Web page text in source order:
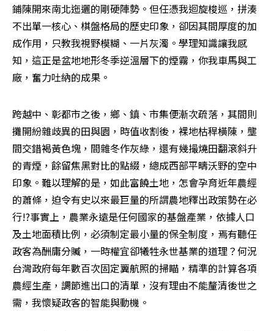
鋪陳開來南北迤邐的剛硬陣勢。但任憑我迴旋梭巡，拼湊
不出單一核心、棋盤格局的歷史印象，卻因其間厚度的加
成作用，只教我視野模糊、一片灰濁。學理知識讓我感
知，這正是盆地地形冬季逆溫層下的煙霧，你我車馬與工
廠，奮力吐納的成果。
跨越中、彰都市之後，鄉、鎮、市集便漸次疏落，其間則
攤開紛雜歧異的田與園，時值收割後，裸地枯稈橫陳，壟
間交錯褐黃色塊，間雜冬作灰綠，還有幾撮燒田翻滾斜升
的青煙，餘留焦黑對比的點綴，總成西部平疇沃野的空中
印象。難以理解的是，如此富饒土地，怎會孕育近年農經
的蕭條，迫令有史以來最巨量的所謂農地釋出政策勢在必
行!?事實上，農業永遠是任何國家的基盤產業，依據人口
及土地面積比例，必須制定最小量的保全制度，焉有聽任
政客為酬庸分贓，一時權宜卻犧牲永世基業的道理？何況
台灣政府每年數百次固定翼航照的掃瞄，精準的計算各項
農經生產，調節進出口的清單，沒有理由不能釐清後世之
需，我懷疑政客的智能與動機。